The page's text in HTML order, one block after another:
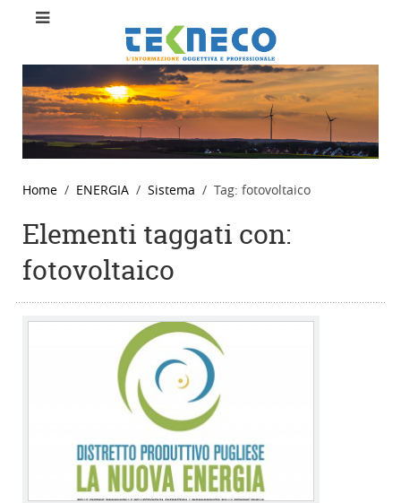
Home ENERGIA Sistema Tag: fotovoltaico
Elementi taggati con:
fotovoltaico